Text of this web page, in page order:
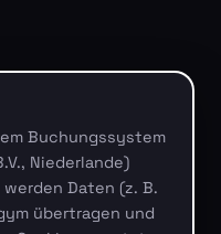
Buchungssystem
Niederlande)
Daten (z. B.
übertragen und